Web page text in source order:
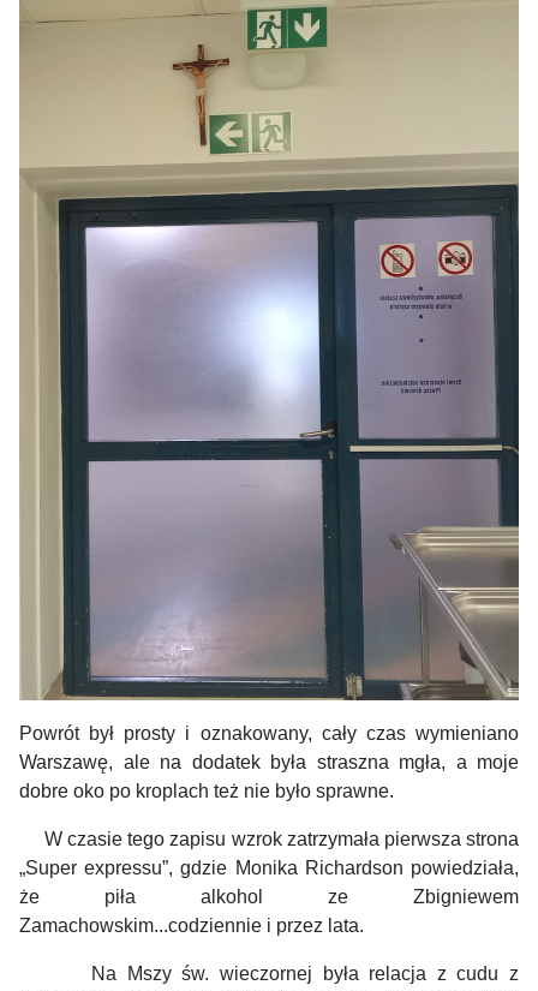
Powrót był prosty i oznakowany, cały czas wymieniano
Warszawę, ale na dodatek była straszna mgła, a moje
dobre oko po kroplach też nie było sprawne.
W czasie tego zapisu wzrok zatrzymała pierwsza strona
„Super expressu”, gdzie Monika Richardson powiedziała,
że piła alkohol ze Zbigniewem
Zamachowskim...codziennie i przez lata.
Na Mszy św. wieczornej była relacja z cudu z